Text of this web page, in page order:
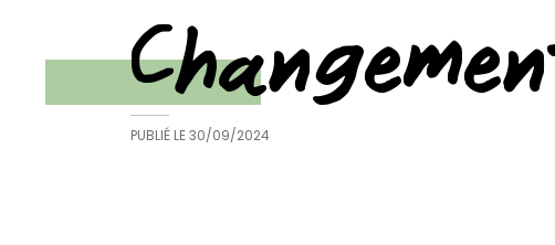
PUBLIÉ LE30/09/2024